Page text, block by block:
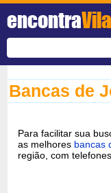
encontra
Bancas de
Para facilitar sua
as melhores bancas
região, com